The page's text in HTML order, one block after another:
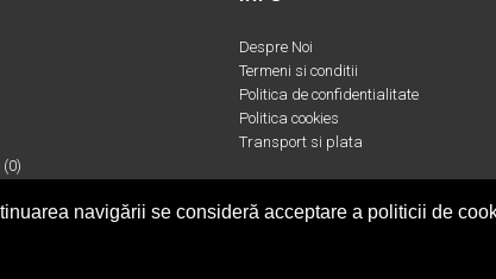
navigării se consideră acceptare a politicii de
(0)
Despre Noi
Termeni si conditii
Politica de confidentialitate
Politica cookies
Transport si plata